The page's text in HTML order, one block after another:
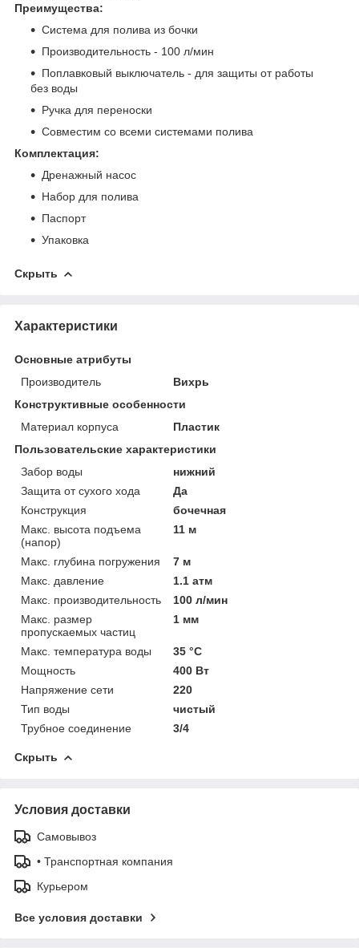
Преимущества:
Система для полива из бочки
Производительность - 100 л/мин
Поплавковый выключатель - для защиты от работы
без воды
Ручка для переноски
Совместим со всеми системами полива
Комплектация:
Дренажный насос
Набор для полива
Паспорт
Упаковка
Скрыть
Характеристики
Основные атрибуты
Производитель
Вихрь
Конструктивные особенности
Материал корпуса
Пластик
Пользовательские характеристики
Забор воды
нижний
Защита от сухого хода
Да
Конструкция
бочечная
Макс. высота подъема
(напор)
11 м
Макс. глубина погружения
7 м
Макс. давление
1.1 атм
Макс. производительность
100 л/мин
Макс. размер
пропускаемых частиц
1 мм
Макс. температура воды
35 °C
Мощность
400 Вт
Напряжение сети
220
Тип воды
чистый
Трубное соединение
3/4
Скрыть
Условия доставки
Самовывоз
• Транспортная компания
Курьером
Все условия доставки